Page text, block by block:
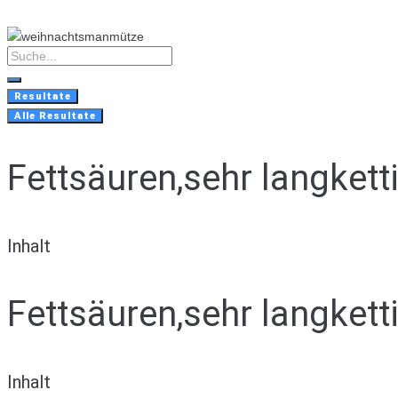
to
content
Search
...
Resultate
Alle Resultate
Fettsäuren,sehr
Inhalt
Fettsäuren,sehr
Inhalt